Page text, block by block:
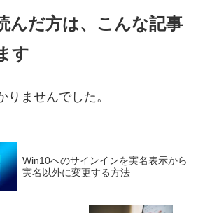
んだ方は、こんな記事
す
りませんでした。
Win10へのサインインを実名表示から
実名以外に変更する方法